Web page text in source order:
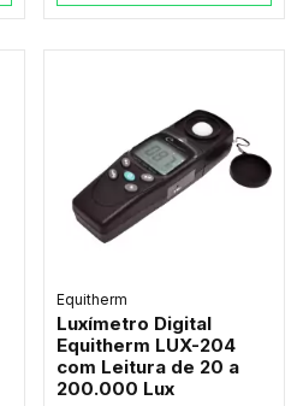
Equitherm
Luxímetro Digital
Equitherm LUX-204
com Leitura de 20 a
200.000 Lux